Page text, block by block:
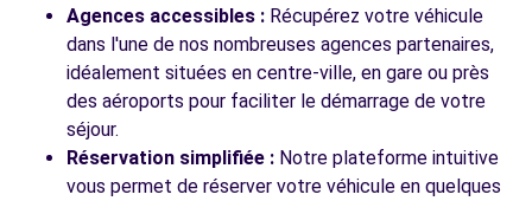
Agences accessibles : Récupérez votre véhicule
dans l'une de nos nombreuses agences partenaires,
idéalement situées en centre-ville, en gare ou près
des aéroports pour faciliter le démarrage de votre
séjour.
Réservation simplifiée : Notre plateforme intuitive
vous permet de réserver votre véhicule en quelques